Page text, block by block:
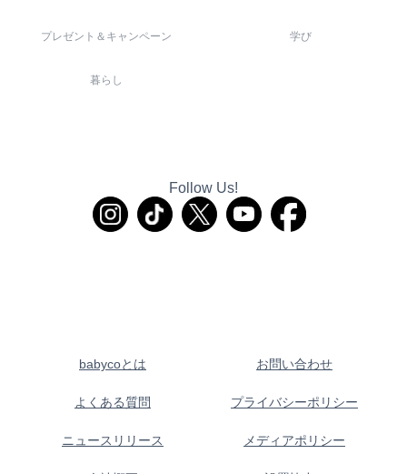
プレゼント＆キャンペーン 学び
暮らし
Follow Us!
babycoとは お問い合わせ
よくある質問 プライバシーポリシー
ニュースリリース メディアポリシー